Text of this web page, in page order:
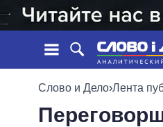
ЛЕНТА
Слово и Дело›Лента